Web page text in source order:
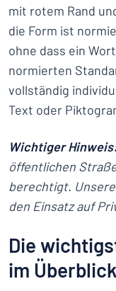
mit rotem Rand
die Form ist
ohne dass ein
normierten
vollständig
Text oder
Wichtiger
öffentlichen
berechtigt.
den Einsatz auf
Die
im Überblick